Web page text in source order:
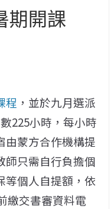
期開課
程 ，並於九月選派
225小時，每小時
由蒙方合作機構提
師只需自行負擔個
等個人自提額，依
繳交書審資料電